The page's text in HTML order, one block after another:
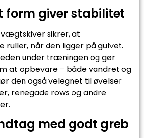
form giver stabilitet
sikrer, at
ruller, når den ligger på gulvet.
under træningen og gør
at opbevare – både vandret og
den også velegnet til øvelser
renegade rows og andre
med godt greb